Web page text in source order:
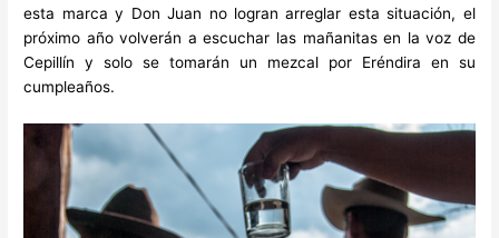
esta marca y Don Juan no logran arreglar esta situación, el
próximo año volverán a escuchar las mañanitas en la voz de
Cepillín y solo se tomarán un mezcal por Eréndira en su
cumpleaños.